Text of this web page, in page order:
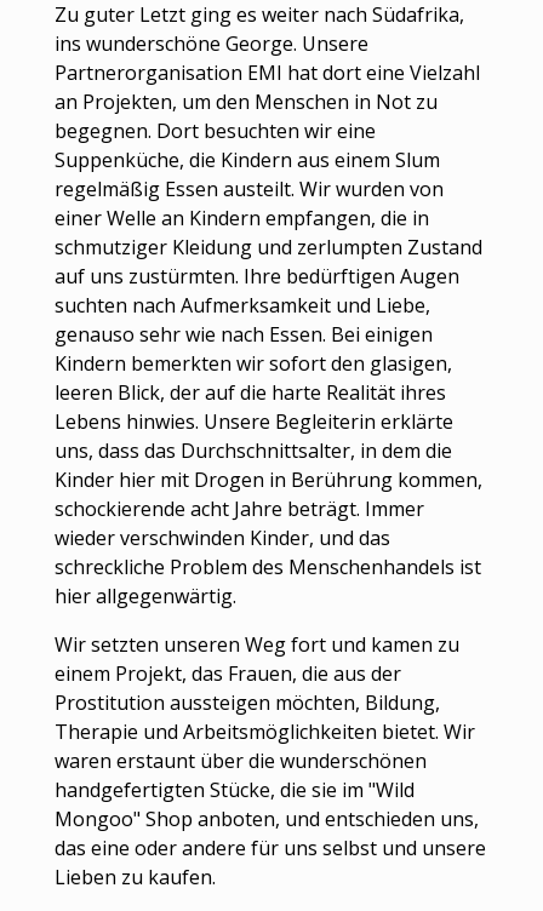
Zu guter Letzt ging es weiter nach Südafrika,
ins wunderschöne George. Unsere
Partnerorganisation EMI hat dort eine Vielzahl
an Projekten, um den Menschen in Not zu
begegnen. Dort besuchten wir eine
Suppenküche, die Kindern aus einem Slum
regelmäßig Essen austeilt. Wir wurden von
einer Welle an Kindern empfangen, die in
schmutziger Kleidung und zerlumpten Zustand
auf uns zustürmten. Ihre bedürftigen Augen
suchten nach Aufmerksamkeit und Liebe,
genauso sehr wie nach Essen. Bei einigen
Kindern bemerkten wir sofort den glasigen,
leeren Blick, der auf die harte Realität ihres
Lebens hinwies. Unsere Begleiterin erklärte
uns, dass das Durchschnittsalter, in dem die
Kinder hier mit Drogen in Berührung kommen,
schockierende acht Jahre beträgt. Immer
wieder verschwinden Kinder, und das
schreckliche Problem des Menschenhandels ist
hier allgegenwärtig.
Wir setzten unseren Weg fort und kamen zu
einem Projekt, das Frauen, die aus der
Prostitution aussteigen möchten, Bildung,
Therapie und Arbeitsmöglichkeiten bietet. Wir
waren erstaunt über die wunderschönen
handgefertigten Stücke, die sie im "Wild
Mongoo" Shop anboten, und entschieden uns,
das eine oder andere für uns selbst und unsere
Lieben zu kaufen.